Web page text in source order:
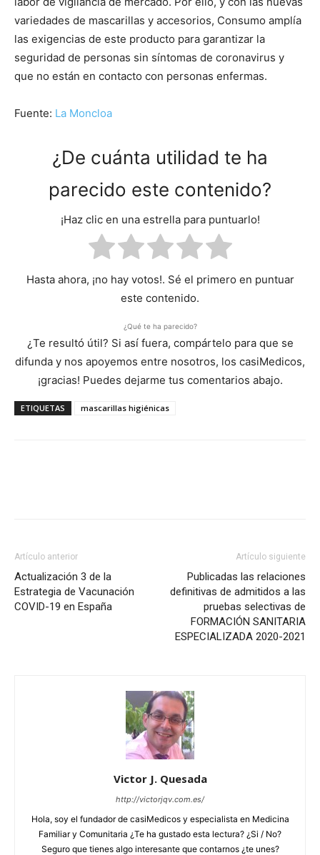
variedades de mascarillas y accesorios, Consumo amplía
las exigencias de este producto para garantizar la
seguridad de personas sin síntomas de coronavirus y
que no están en contacto con personas enfermas.
Fuente: La Moncloa
¿De cuánta utilidad te ha
parecido este contenido?
¡Haz clic en una estrella para puntuarlo!
Hasta ahora, ¡no hay votos!. Sé el primero en puntuar
este contenido.
¿Qué te ha parecido?
¿Te resultó útil? Si así fuera, compártelo para que se
difunda y nos apoyemos entre nosotros, los casiMedicos,
¡gracias! Puedes dejarme tus comentarios abajo.
ETIQUETAS mascarillas higiénicas
Artículo anterior
Actualización 3 de la
Estrategia de Vacunación
COVID-19 en España
Artículo siguiente
Publicadas las relaciones
definitivas de admitidos a las
pruebas selectivas de
FORMACIÓN SANITARIA
ESPECIALIZADA 2020-2021
Victor J. Quesada
http://victorjqv.com.es/
Hola, soy el fundador de casiMedicos y especialista en Medicina
Familiar y Comunitaria ¿Te ha gustado esta lectura? ¿Si / No?
Seguro que tienes algo interesante que contarnos ¿te unes?